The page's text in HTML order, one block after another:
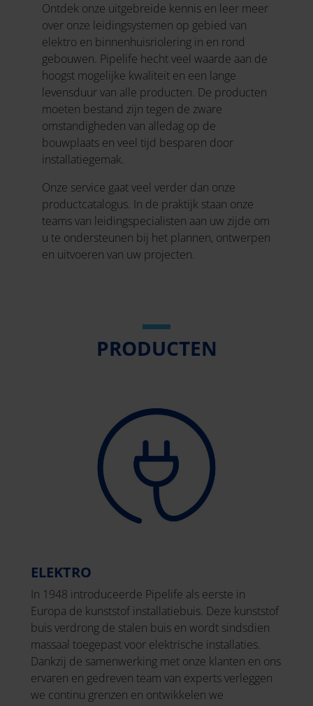
Ontdek onze uitgebreide kennis en leer meer
over onze leidingsystemen op gebied van
elektro en binnenhuisriolering in en rond
gebouwen. Pipelife hecht veel waarde aan de
hoogst mogelijke kwaliteit en een lange
levensduur van alle producten. De producten
moeten bestand zijn tegen de zware
omstandigheden van alledag op de
bouwplaats en veel tijd besparen door
installatiegemak.
Onze service gaat veel verder dan onze
productcatalogus. In de praktijk staan onze
teams van leidingspecialisten aan uw zijde om
u te ondersteunen bij het plannen, ontwerpen
en uitvoeren van uw projecten.
PRODUCTEN
ELEKTRO
In 1948 introduceerde Pipelife als eerste in
Europa de kunststof installatiebuis. Deze kunststof
buis verdrong de stalen buis en wordt sindsdien
massaal toegepast voor elektrische installaties.
Dankzij de samenwerking met onze klanten en ons
ervaren en gedreven team van experts verleggen
we continu grenzen en ontwikkelen we